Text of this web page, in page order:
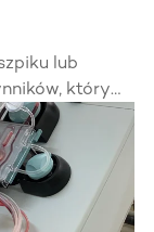
lub
który
jako
jest
z
jak przy